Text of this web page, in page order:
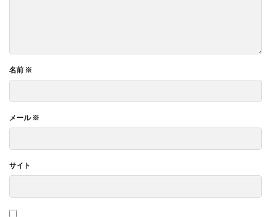
名前 ※
メール※
サイト